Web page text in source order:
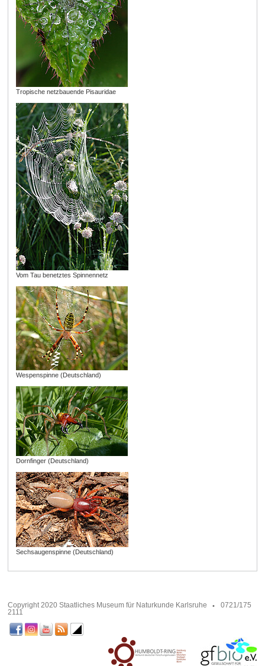
Tropische netzbauende Pisauridae
Vom Tau benetztes Spinnennetz
Wespenspinne (Deutschland)
Dornfinger (Deutschland)
Sechsaugenspinne (Deutschland)
Copyright 2020 Staatliches Museum für Naturkunde Karlsruhe
0721/175
2111